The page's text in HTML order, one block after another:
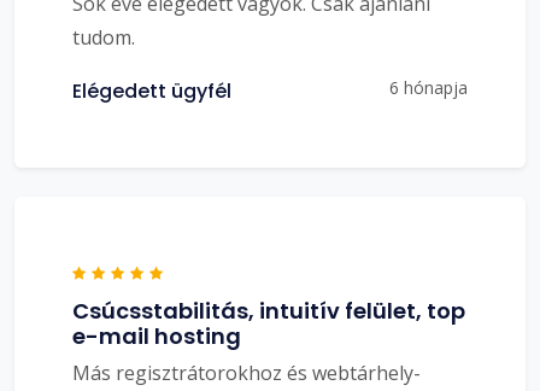
tudom.
Elégedett ügyfél 6 hónapja
Csúcsstabilitás, intuitív felület, top
e-mail hosting
Más regisztrátorokhoz és webtárhely-